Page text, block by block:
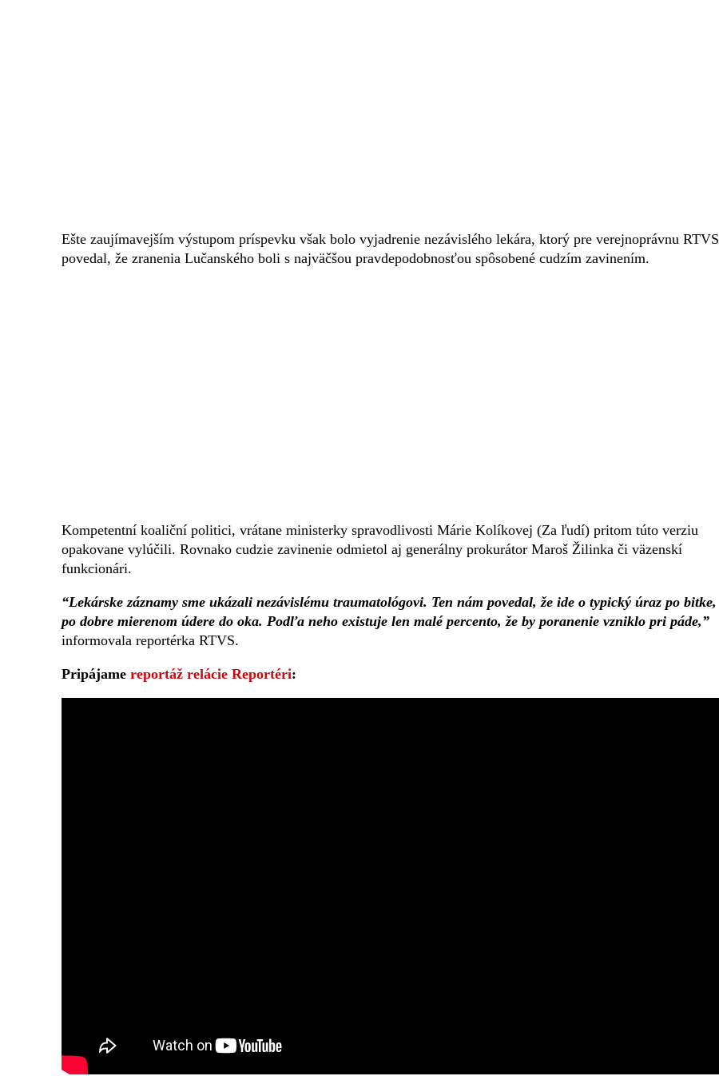
Ešte zaujímavejším výstupom príspevku však bolo vyjadrenie nezávislého lekára, ktorý pre verejnoprávnu RTVS
povedal, že zranenia Lučanského boli s najväčšou pravdepodobnosťou spôsobené cudzím zavinením.
Kompetentní koaliční politici, vrátane ministerky spravodlivosti Márie Kolíkovej (Za ľudí) pritom túto verziu
opakovane vylúčili. Rovnako cudzie zavinenie odmietol aj generálny prokurátor Maroš Žilinka či väzenskí
funkcionári.
“Lekárske záznamy sme ukázali nezávislému traumatológovi. Ten nám povedal, že ide o typický úraz po bitke,
po dobre mierenom údere do oka. Podľa neho existuje len malé percento, že by poranenie vzniklo pri páde,”
informovala reportérka RTVS.
Pripájame reportáž relácie Reportéri: